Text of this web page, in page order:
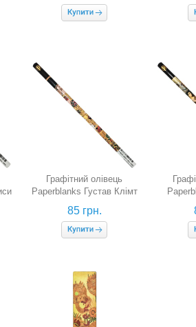
Графітний олівець
Paperblanks Густав Клімт
Поцілунок
85 грн.